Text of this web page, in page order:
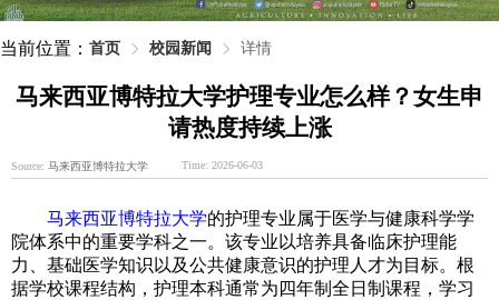
当前位置： 首页 校园新闻 详情
马来西亚博特拉大学护理专业怎么样？女生申
请热度持续上涨
Source: 马来西亚博特拉大学 Time: 2026-06-03
马来西亚博特拉大学的护理专业属于医学与健康科学学
院体系中的重要学科之一。该专业以培养具备临床护理能
力、基础医学知识以及公共健康意识的护理人才为目标。根
据学校课程结构，护理本科通常为四年制全日制课程，学习